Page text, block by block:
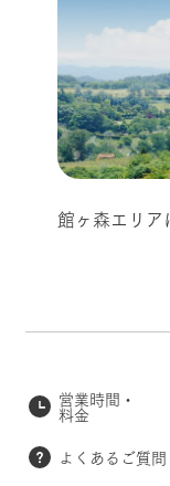
館ヶ森エリア
営業時間・
料金
よくあるご質問